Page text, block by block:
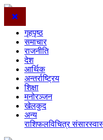
गृहपृष्ठ
समाचार
राजनीति
देश
आर्थिक
अन्तर्राष्ट्रिय
शिक्षा
मनोरञ्जन
खेलकुद
अन्य
राशिफलविचित्र संसार